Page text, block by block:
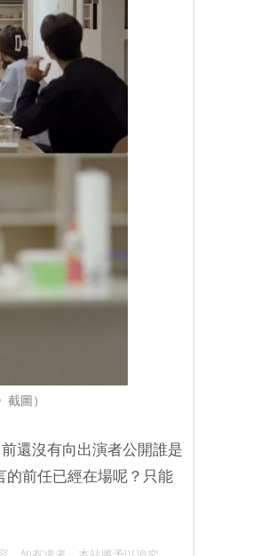
截圖）
還沒有向出演者公開誰是
的前任已經在場呢？只能